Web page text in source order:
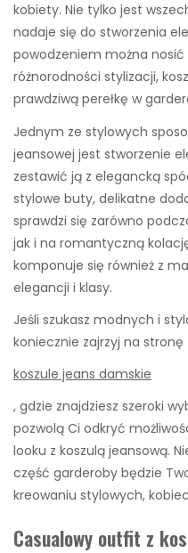
kobiety. Nie tylko jest
nadaje się do stworzenia
powodzeniem można
różnorodności stylizacji,
prawdziwą perełkę w
Jednym ze stylowych
jeansowej jest stworzenie
zestawić ją z elegancką
stylowe buty, delikatne
sprawdzi się zarówno
jak i na romantyczną
komponuje się również z
elegancji i klasy.
Jeśli szukasz modnych i
koniecznie zajrzyj na stronę
koszule jeans damskie
, gdzie znajdziesz szeroki
pozwolą Ci odkryć
looku z koszulą jeansową.
część garderoby będzie
kreowaniu stylowych,
Casualowy outfit z